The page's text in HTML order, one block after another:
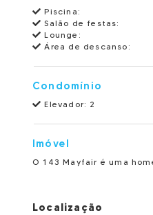
Piscina:
Salão de festas:
Lounge:
Área de descanso:
Condomínio
Elevador: 2
Imóvel
O 143 Mayfair é uma
Localização